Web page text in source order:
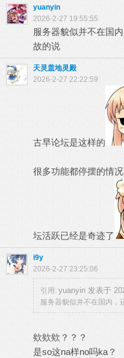
yuanyin
2026-2-27 19:55:55
服务器貌似并不在国
故的说
天灵盖地灵殿
2026-2-27 22:22:59
古早论坛是这样的
很多功能都停摆的情
坛活跃已经是奇迹了
i9y
2026-2-27 23:25:06
引用: yuanyin 发表于
服务器貌似并不在国内，
欸欸欸？？？
是so这na样no吗ka？